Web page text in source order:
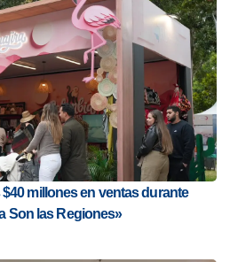
$40 millones en ventas durante
Son las Regiones»